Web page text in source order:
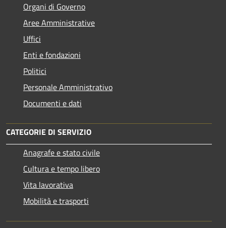
Organi di Governo
Aree Amministrative
Uffici
Enti e fondazioni
Politici
Personale Amministrativo
Documenti e dati
CATEGORIE DI SERVIZIO
Anagrafe e stato civile
Cultura e tempo libero
Vita lavorativa
Mobilità e trasporti